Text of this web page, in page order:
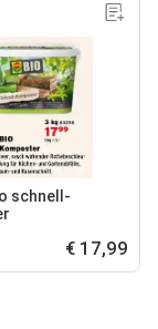
schnell-
€ 17,99